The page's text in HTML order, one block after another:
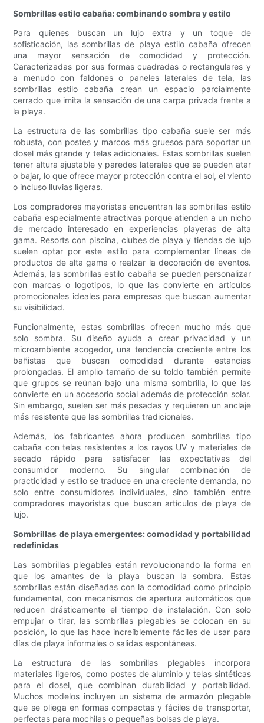
Sombrillas estilo cabaña: combinando sombra y estilo
Para quienes buscan un lujo extra y un toque de
sofisticación, las sombrillas de playa estilo cabaña ofrecen
una mayor sensación de comodidad y protección.
Caracterizadas por sus formas cuadradas o rectangulares y
a menudo con faldones o paneles laterales de tela, las
sombrillas estilo cabaña crean un espacio parcialmente
cerrado que imita la sensación de una carpa privada frente a
la playa.
La estructura de las sombrillas tipo cabaña suele ser más
robusta, con postes y marcos más gruesos para soportar un
dosel más grande y telas adicionales. Estas sombrillas suelen
tener altura ajustable y paredes laterales que se pueden atar
o bajar, lo que ofrece mayor protección contra el sol, el viento
o incluso lluvias ligeras.
Los compradores mayoristas encuentran las sombrillas estilo
cabaña especialmente atractivas porque atienden a un nicho
de mercado interesado en experiencias playeras de alta
gama. Resorts con piscina, clubes de playa y tiendas de lujo
suelen optar por este estilo para complementar líneas de
productos de alta gama o realzar la decoración de eventos.
Además, las sombrillas estilo cabaña se pueden personalizar
con marcas o logotipos, lo que las convierte en artículos
promocionales ideales para empresas que buscan aumentar
su visibilidad.
Funcionalmente, estas sombrillas ofrecen mucho más que
solo sombra. Su diseño ayuda a crear privacidad y un
microambiente acogedor, una tendencia creciente entre los
bañistas que buscan comodidad durante estancias
prolongadas. El amplio tamaño de su toldo también permite
que grupos se reúnan bajo una misma sombrilla, lo que las
convierte en un accesorio social además de protección solar.
Sin embargo, suelen ser más pesadas y requieren un anclaje
más resistente que las sombrillas tradicionales.
Además, los fabricantes ahora producen sombrillas tipo
cabaña con telas resistentes a los rayos UV y materiales de
secado rápido para satisfacer las expectativas del
consumidor moderno. Su singular combinación de
practicidad y estilo se traduce en una creciente demanda, no
solo entre consumidores individuales, sino también entre
compradores mayoristas que buscan artículos de playa de
lujo.
Sombrillas de playa emergentes: comodidad y portabilidad
redefinidas
Las sombrillas plegables están revolucionando la forma en
que los amantes de la playa buscan la sombra. Estas
sombrillas están diseñadas con la comodidad como principio
fundamental, con mecanismos de apertura automáticos que
reducen drásticamente el tiempo de instalación. Con solo
empujar o tirar, las sombrillas plegables se colocan en su
posición, lo que las hace increíblemente fáciles de usar para
días de playa informales o salidas espontáneas.
La estructura de las sombrillas plegables incorpora
materiales ligeros, como postes de aluminio y telas sintéticas
para el dosel, que combinan durabilidad y portabilidad.
Muchos modelos incluyen un sistema de armazón plegable
que se pliega en formas compactas y fáciles de transportar,
perfectas para mochilas o pequeñas bolsas de playa.